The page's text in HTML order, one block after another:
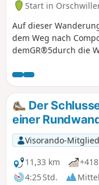
Start in
Auf dieser
dem Weg nach
demGR®5durch die
markiert. Eine
zur Burg Haut
Der
einer
Visorando-Mitglied
11,33 km
4:25 Std.
Mittel